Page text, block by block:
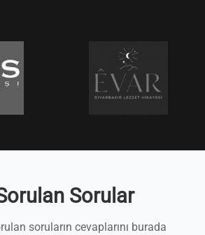
Sorular
soruların cevaplarını burada